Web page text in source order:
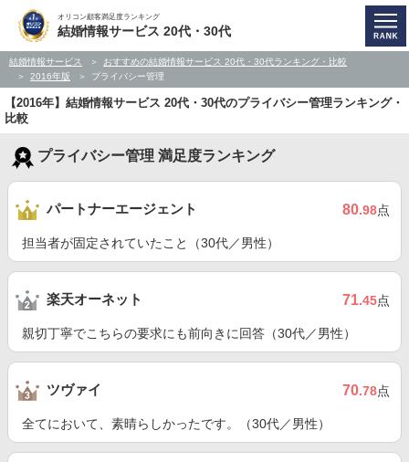
オリコン顧客満足度ランキング
結婚情報サービス 20代・30代
結婚情報サービス
おすすめの結婚情報サービス 20代・30代ランキング・比較
2016年版
プライバシー管理
【2016年】結婚情報サービス 20代・30代のプライバシー管理ランキング・
比較
プライバシー管理 満足度ランキング
パートナーエージェント 80.98点
担当者が固定されていたこと（30代／男性）
楽天オーネット 71.45点
親切丁寧でこちらの要求にも前向きに回答（30代／男性）
ツヴァイ 70.78点
全てにおいて、素晴らしかったです。（30代／男性）